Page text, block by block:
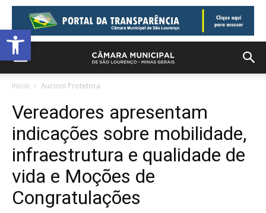
Barra de Ferramentas Aberta
Início Aucioni Protetora
Vereadores apresentam
indicações sobre mobilidade,
infraestrutura e qualidade de
vida e Moções de
Congratulações